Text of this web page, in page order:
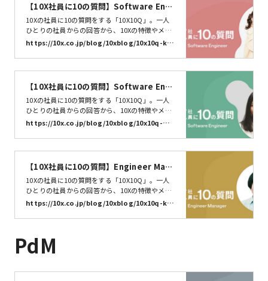
わたかひろ）です！ニックネームはfu…
【10X社員に10の質問】Software Engi
neer 片山 潮美 | 株式会社10X
10Xの社員に10の質問をする「10X10Q」。一人
ひとりの社員からの回答から、10Xの特徴やメン
バーの特性を知るきっかけになればうれしいで
す。今回は、 Software Engineer 片山 潮美さんに
10の質問に答えていただきました。それでは早速
いってみましょう。10X10Q、スタート！
https://10x.co.jp/blog/10xblog/10x10q-kat
【10X社員に10の質問】Software Engi
neer 松浦 優衣 | 株式会社10X
10Xの社員に10の質問をする「10X10Q」。一人
ひとりの社員からの回答から、10Xの特徴やメン
バーの特性を知るきっかけになればうれしいで
す。今回は、 Software Engineer 松浦優衣さん
（@teshi04）に10の質問に答えていただきまし
た。それでは早速いってみましょう。10X10Q、
https://10x.co.jp/blog/10xblog/10x10q-ma
【10X社員に10の質問】Engineer Mana
ger 坂本 和大 | 株式会社10X
10Xの社員に10の質問をする「10X10Q」。一人
ひとりの社員からの回答から、10Xの特徴やメン
バーの特性を知るきっかけになればうれしいで
す。今回は、Engineer Manager 坂本 和大さん
（@kazu0620）に10の質問に答えていただきま
Q、スタート！
https://10x.co.jp/blog/10xblog/10x10q-kaz
PdM